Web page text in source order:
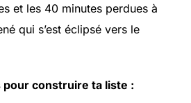
et les 40 minutes perdues à
qui s’est éclipsé vers le
pour construire ta liste :